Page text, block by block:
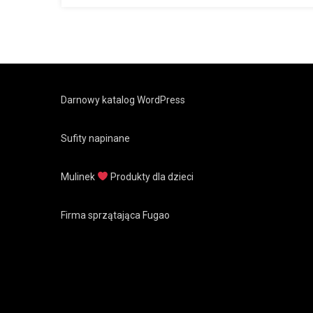
Darnowy katalog WordPress
Sufity napinane
Mulinek Produkty dla dzieci
Firma sprzątająca Fugao